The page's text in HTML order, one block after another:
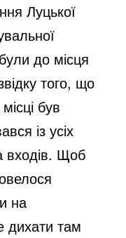
Луцької
до місця
того, що
був
із усіх
входів. Щоб
на
дихати там